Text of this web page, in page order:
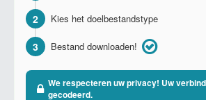
2 Kies het doelbestandstype
3 Bestand downloaden!
We respecteren uw privacy! Uw
gecodeerd.